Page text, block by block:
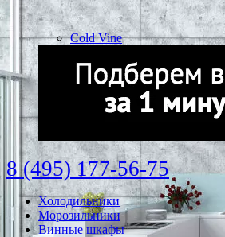
Cold Vine
8 (495) 177-56-75
Холодильники
Морозильники
Винные шкафы